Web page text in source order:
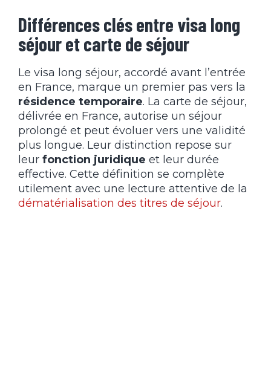
Différences clés entre visa long
séjour et carte de séjour
Le visa long séjour, accordé avant l’entrée
en France, marque un premier pas vers la
résidence temporaire. La carte de séjour,
délivrée en France, autorise un séjour
prolongé et peut évoluer vers une validité
plus longue. Leur distinction repose sur
leur fonction juridique et leur durée
effective. Cette définition se complète
utilement avec une lecture attentive de la
dématérialisation des titres de séjour.